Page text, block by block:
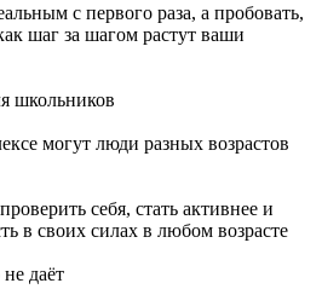
с первого раза, а пробовать,
шаг за шагом растут ваши
школьников
могут люди разных возрастов
себя, стать активнее и
в своих силах в любом возрасте
даёт